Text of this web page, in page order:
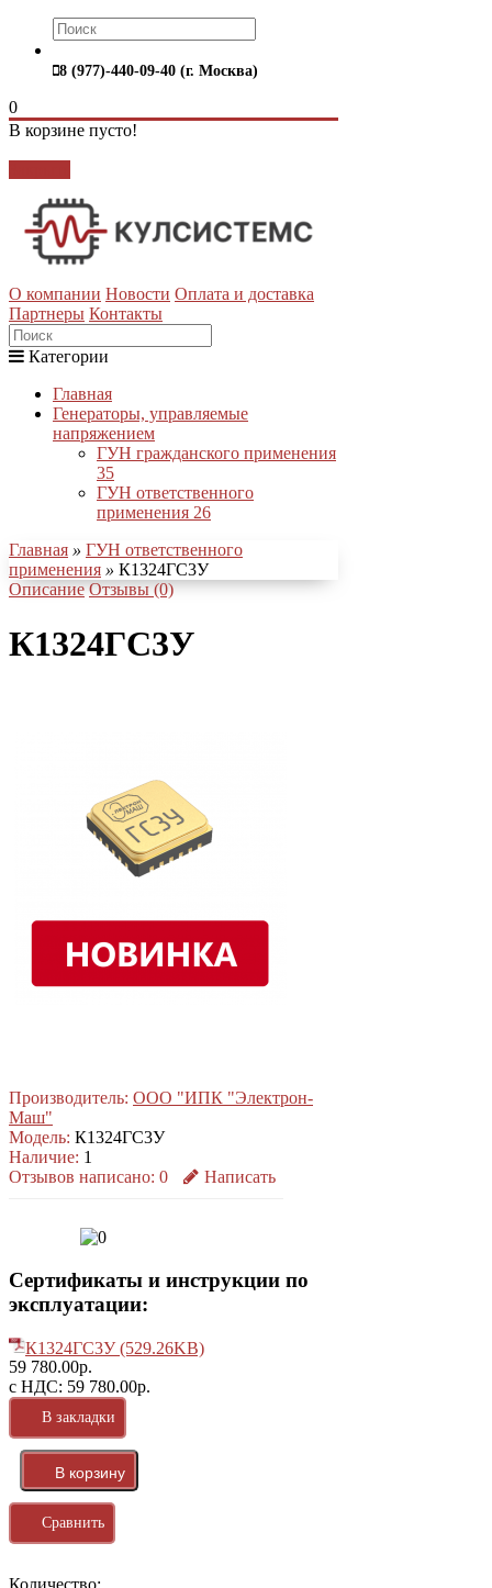
8 (977)-440-09-40 (г. Москва)
0
В корзине пусто!
О компании Новости Оплата и доставка
Партнеры Контакты
Категории
Главная
Генераторы, управляемые
напряжением
ГУН гражданского применения
35
ГУН ответственного
применения 26
Главная » ГУН ответственного
применения » К1324ГС3У
Описание Отзывы (0)
К1324ГС3У
Производитель: ООО "ИПК "Электрон-
Маш"
Модель: К1324ГС3У
Наличие: 1
Отзывов написано: 0 Написать
Сертификаты и инструкции по
эксплуатации:
К1324ГС3У (529.26KB)
59 780.00р.
с НДС: 59 780.00р.
В закладки
Сравнить
Количество: